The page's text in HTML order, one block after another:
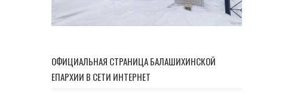
ОФИЦИАЛЬНАЯ СТРАНИЦА БАЛАШИХИНСКОЙ
ЕПАРХИИ В СЕТИ ИНТЕРНЕТ